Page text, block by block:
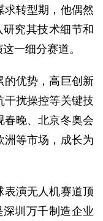
转型期，他偶然
究其技术细节和
一细分赛道。
优势，高巨创新
扰操控等关键技
晚、北京冬奥会
等市场，成长为
演无人机赛道顶
圳万千制造企业